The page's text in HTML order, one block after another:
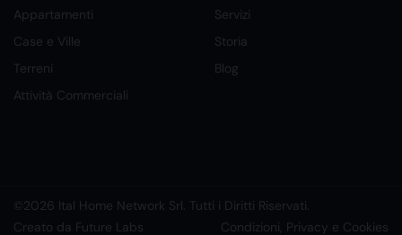
Appartamenti
Case e Ville
Terreni
Attività Commerciali
Servizi
Storia
Blog
©2026 Ital Home Network Srl. Tutti i Diritti Riservati.
Creato da Future Labs
Condizioni, Privacy e Cookies